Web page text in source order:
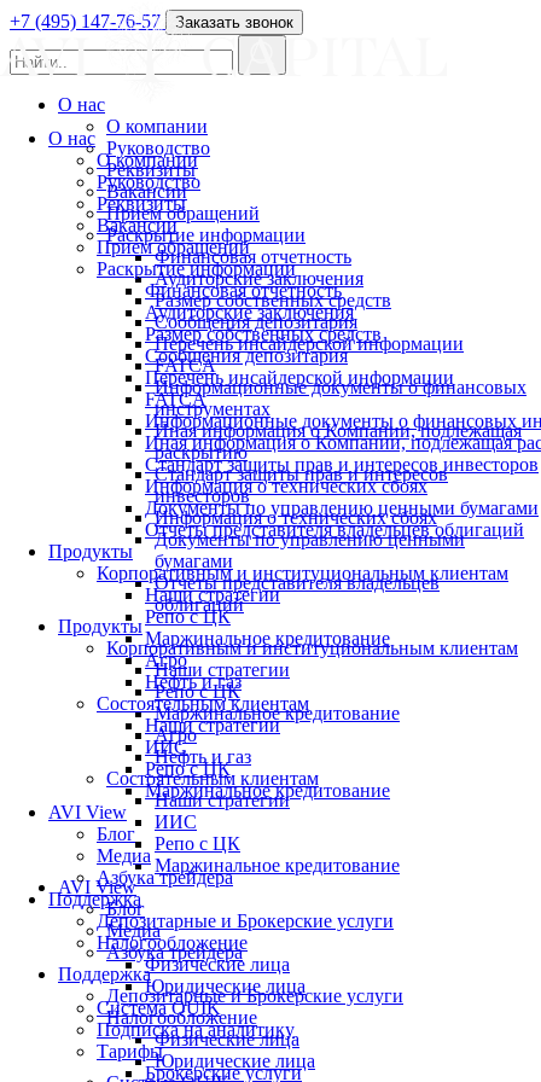
О нас
О компании
Руководство
Реквизиты
Вакансии
Прием обращений
Раскрытие информации
Финансовая отчетность
Аудиторские заключения
Размер собственных средств
Сообщения депозитария
Перечень инсайдерской информации
FATCA
Информационные документы о финансовых
Иная информация о Компании, подлежащая
Стандарт защиты прав и интересов инвесторов
Информация о технических сбоях
Документы по управлению ценными бумагами
Отчеты представителя владельцев облигаций
Продукты
Корпоративным и институциональным клиентам
Наши стратегии
Репо с ЦК
Маржинальное кредитование
Агро
Нефть и газ
Состоятельным клиентам
Наши стратегии
ИИС
Репо с ЦК
Маржинальное кредитование
AVI View
Блог
Медиа
Азбука трейдера
Поддержка
Депозитарные и Брокерские услуги
Налогообложение
Физические лица
Юридические лица
Система QUIK
Подписка на аналитику
Тарифы
Брокерские услуги
+7 (495) 147-76-57 Заказать звонок
О нас
О компании
Руководство
Реквизиты
Вакансии
Прием обращений
Раскрытие информации
Финансовая отчетность
Аудиторские заключения
Размер собственных средств
Сообщения депозитария
Перечень инсайдерской информации
FATCA
Информационные документы о финансовых
инструментах
Иная информация о Компании, подлежащая
раскрытию
Стандарт защиты прав и интересов
инвесторов
Информация о технических сбоях
Документы по управлению ценными
бумагами
Отчеты представителя владельцев
облигаций
Продукты
Корпоративным и институциональным клиентам
Наши стратегии
Репо с ЦК
Маржинальное кредитование
Агро
Нефть и газ
Состоятельным клиентам
Наши стратегии
ИИС
Репо с ЦК
Маржинальное кредитование
AVI View
Блог
Медиа
Азбука трейдера
Поддержка
Депозитарные и Брокерские услуги
Налогообложение
Физические лица
Юридические лица